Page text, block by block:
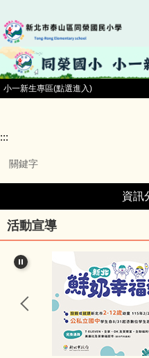
到
主
要
內
容
區
小一新生專區(點選進入)
:::
資訊
資訊分類清單
同榮國小首頁
小一新生專區
行政團隊介紹
活動宣導